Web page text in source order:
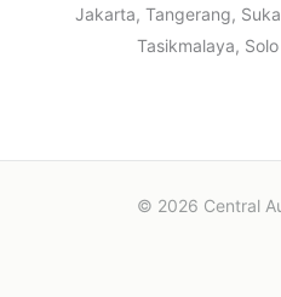
Jakarta, Tangerang,
Tasikmalaya,
© 2026 Central